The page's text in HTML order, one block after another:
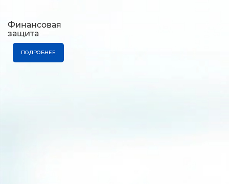
Финансовая
защита
ПОДРОБНЕЕ